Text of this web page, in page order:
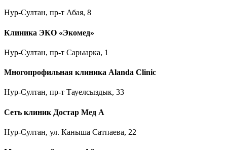
Нур-Султан, пр-т Абая, 8
Клиника ЭКО «Экомед»
Нур-Султан, пр-т Сарыарка, 1
Многопрофильная клиника Alanda Clinic
Нур-Султан, пр-т Тауелсыздык, 33
Сеть клиник Достар Мед А
Нур-Султан, ул. Каныша Сатпаева, 22